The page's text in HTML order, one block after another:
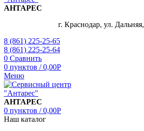
АНТАРЕС
г. Краснодар, ул.
8 (861) 225-25-65
8 (861) 225-25-64
0 Сравнить
0 пунктов / 0,00Р
Меню
АНТАРЕС
0 пунктов / 0,00Р
Наш каталог